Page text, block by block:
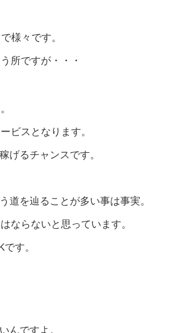
様々です。
所ですが・・・
ビスとなります。
げるチャンスです。
道を辿ることが多い事は事実。
ならないと思っています。
す。
んですよ。